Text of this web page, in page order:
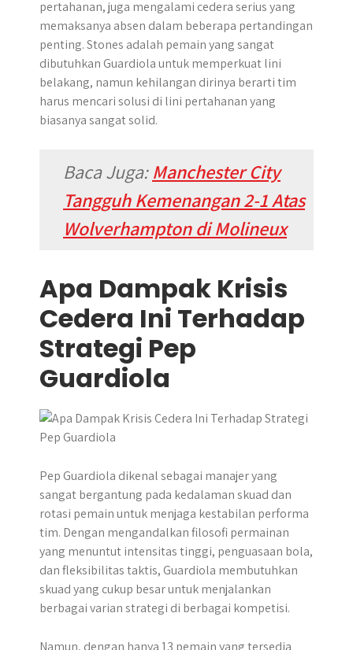
pertahanan, juga mengalami cedera serius yang
memaksanya absen dalam beberapa pertandingan
penting. Stones adalah pemain yang sangat
dibutuhkan Guardiola untuk memperkuat lini
belakang, namun kehilangan dirinya berarti tim
harus mencari solusi di lini pertahanan yang
biasanya sangat solid.
Baca Juga:Manchester City
Tangguh Kemenangan 2-1 Atas
Wolverhampton di Molineux
Apa Dampak Krisis
Cedera Ini Terhadap
Strategi Pep
Guardiola
Pep Guardiola dikenal sebagai manajer yang
sangat bergantung pada kedalaman skuad dan
rotasi pemain untuk menjaga kestabilan performa
tim. Dengan mengandalkan filosofi permainan
yang menuntut intensitas tinggi, penguasaan bola,
dan fleksibilitas taktis, Guardiola membutuhkan
skuad yang cukup besar untuk menjalankan
berbagai varian strategi di berbagai kompetisi.
Namun, dengan hanya 13 pemain yang tersedia